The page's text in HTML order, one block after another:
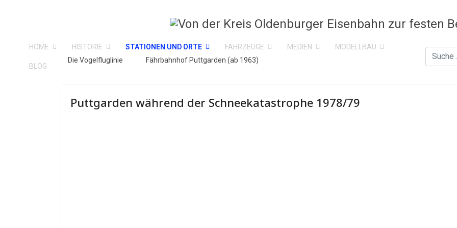
HOME HISTORIE STATIONEN UND ORTE FAHRZEUGE MEDIEN MODELLBAU
BLOG
Suchen
Die Vogelfluglinie Fährbahnhof Puttgarden (ab 1963)
Puttgarden während der Schneekatastrophe 1978/79